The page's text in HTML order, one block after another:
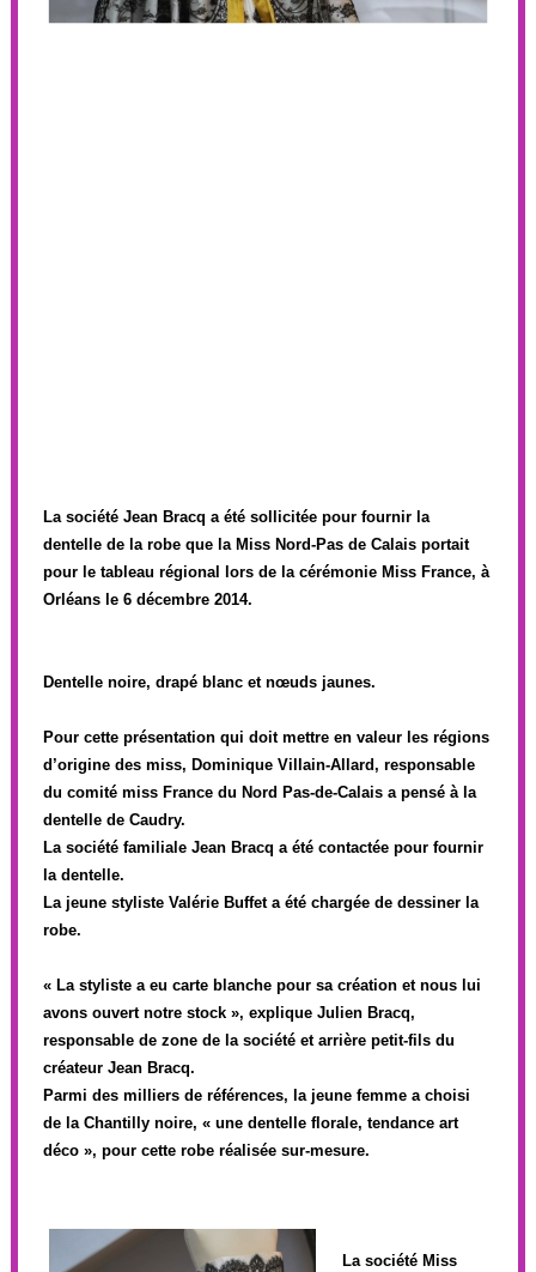
La société Jean Bracq a été sollicitée pour fournir la
dentelle de la robe que la Miss Nord-Pas de Calais portait
pour le tableau régional lors de la cérémonie Miss France, à
Orléans le 6 décembre 2014.
Dentelle noire, drapé blanc et nœuds jaunes.
Pour cette présentation qui doit mettre en valeur les régions
d’origine des miss, Dominique Villain-Allard, responsable
du comité miss France du Nord Pas-de-Calais a pensé à la
dentelle de Caudry.
La société familiale Jean Bracq a été contactée pour fournir
la dentelle.
La jeune styliste Valérie Buffet a été chargée de dessiner la
robe.
« La styliste a eu carte blanche pour sa création et nous lui
avons ouvert notre stock », explique Julien Bracq,
responsable de zone de la société et arrière petit-fils du
créateur Jean Bracq.
Parmi des milliers de références, la jeune femme a choisi
de la Chantilly noire, « une dentelle florale, tendance art
déco », pour cette robe réalisée sur-mesure.
La société Miss